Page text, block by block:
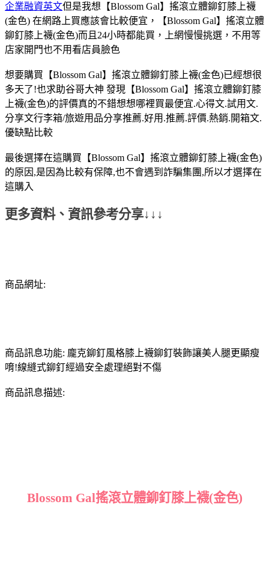
企業融資英文但是我想【Blossom Gal】搖滾立體鉚釘膝上襪
(金色) 在網路上買應該會比較便宜，【Blossom Gal】搖滾立體
鉚釘膝上襪(金色)而且24小時都能買，上網慢慢挑選，不用等
店家開門也不用看店員臉色
想要購買【Blossom Gal】搖滾立體鉚釘膝上襪(金色)已經想很
多天了!也求助谷哥大神 發現【Blossom Gal】搖滾立體鉚釘膝
上襪(金色)的評價真的不錯想想哪裡買最便宜.心得文.試用文.
分享文行李箱/旅遊用品分享推薦.好用.推薦.評價.熱銷.開箱文.
優缺點比較
最後選擇在這購買【Blossom Gal】搖滾立體鉚釘膝上襪(金色)
的原因,是因為比較有保障,也不會遇到詐騙集團,所以才選擇在
這購入
更多資料、資訊參考分享↓↓↓
商品網址:
商品訊息功能: 龐克鉚釘風格膝上襪鉚釘裝飾讓美人腿更顯瘦
唷!線縫式鉚釘經過安全處理絕對不傷
商品訊息描述:
Blossom Gal搖滾立體鉚釘膝上襪(金色)